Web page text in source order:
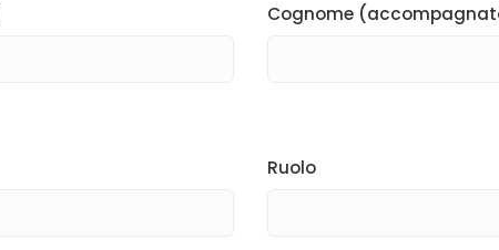
Cognome
Ruolo